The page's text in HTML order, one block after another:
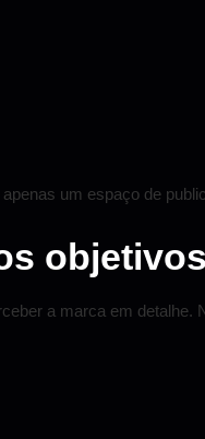
um espaço de
objetivos
a marca em